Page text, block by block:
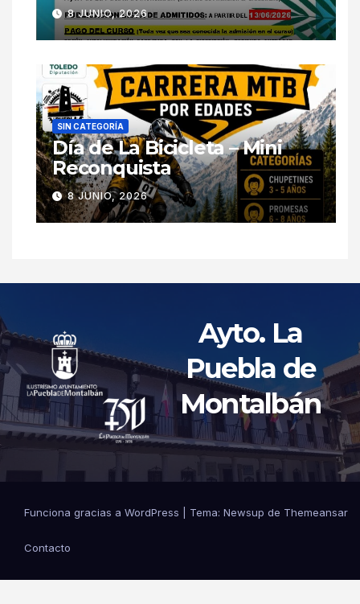
8 JUNIO, 2026
SIN CATEGORÍA
Día de La Bicicleta – Mini
Reconquista
8 JUNIO, 2026
Ayto. La
Puebla de
Montalbán
Funciona gracias a WordPress Tema: Newsup de Themeansar
Contacto